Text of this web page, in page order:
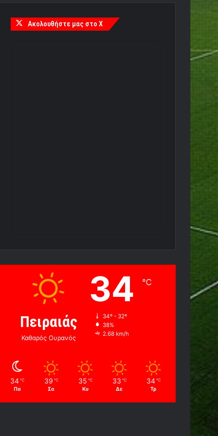
Ακολουθήστε μας στο X
Πειραιάς
Καθαρός Ουρανός
34 ℃
34º - 32º
38%
2.68 km/h
34 ℃
Πα
39 ℃
Σα
35 ℃
Κυ
33 ℃
Δε
34 ℃
Τρ